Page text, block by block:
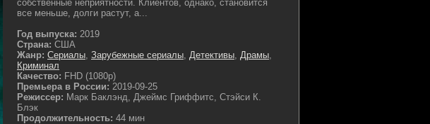
собственные неприятности. Клиентов, однако, становится
все меньше, долги растут, а...
Год выпуска: 2019
Страна: США
Жанр: Сериалы, Зарубежные сериалы, Детективы, Драмы,
Криминал
Качество: FHD (1080p)
Премьера в России: 2019-09-25
Режиссер: Марк Баклэнд, Джеймс Гриффитс, Стэйси К.
Блэк
Продолжительность: 44 мин